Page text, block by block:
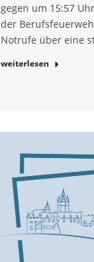
gegen um 15:57
der
Notrufe über eine
weiterlesen